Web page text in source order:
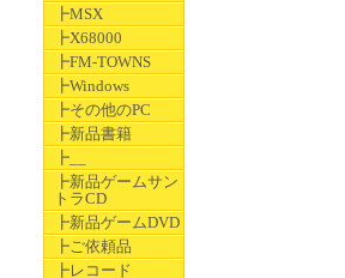
┣MSX
┣X68000
┣FM-TOWNS
┣Windows
┣その他のPC
┣新品書籍
┣__
┣新品ゲームサン
トラCD
┣新品ゲームDVD
┣ご依頼品
┣レコード